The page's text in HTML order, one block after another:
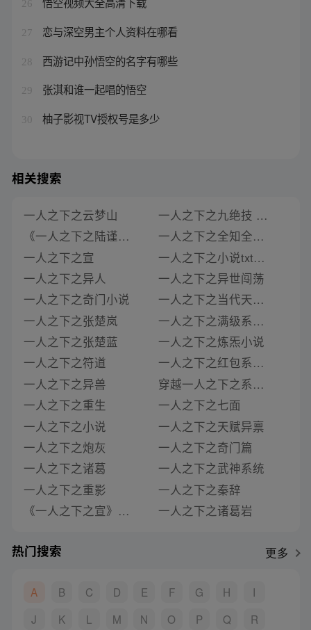
26
27 恋与深空男主个人资料在哪看
28 西游记中孙悟空的名字有哪些
29 张淇和谁一起唱的悟空
30 柚子影视TV授权号是多少
相关搜索
一人之下之云梦山
《一人之下之陆谨之孙》类似推荐
一人之下之宣
一人之下之异人
一人之下之奇门小说
一人之下之张楚岚
一人之下之张楚蓝
一人之下之符道
一人之下之异兽
一人之下之重生
一人之下之小说
一人之下之炮灰
一人之下之诸葛
一人之下之重影
《一人之下之宣》类似推荐
一人之下之九绝技 小说
一人之下之全知全能 小说
一人之下之小说txt全集
一人之下之异世闯荡
一人之下之当代天师小说
一人之下之满级系统小说
一人之下之炼炁小说
一人之下之红包系统小说
穿越一人之下之系统小说
一人之下之七面
一人之下之天赋异禀
一人之下之奇门篇
一人之下之武神系统
一人之下之秦辞
一人之下之诸葛岩
热门搜索 更多
A B C D E F G H
I
J
K L M N O P Q
R